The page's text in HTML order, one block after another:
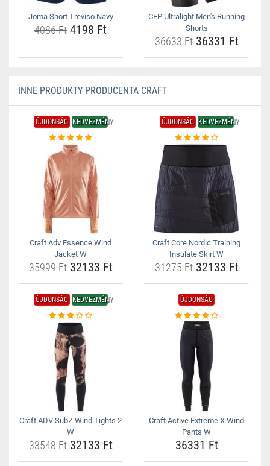
Joma Short Treviso Navy
4086 Ft 4198 Ft
CEP Ultralight Men's Running
Shorts
36633 Ft36331 Ft
INNE PRODUKTY PRODUCENTA CRAFT
ÚJDONSÁG KEDVEZMÉNY
Craft Adv Essence Wind
Jacket W
35999 Ft32133 Ft
ÚJDONSÁG KEDVEZMÉNY
Craft Core Nordic Training
Insulate Skirt W
31275 Ft32133 Ft
ÚJDONSÁG KEDVEZMÉNY
Craft ADV SubZ Wind Tights 2
W
33548 Ft32133 Ft
ÚJDONSÁG
Craft Active Extreme X Wind
Pants W
36331 Ft